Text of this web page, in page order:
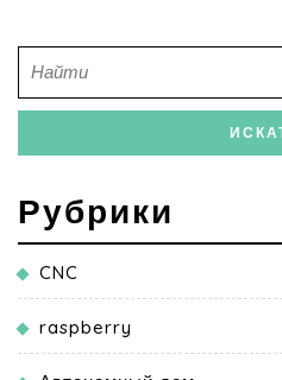
Рубрики
CNC
raspberry